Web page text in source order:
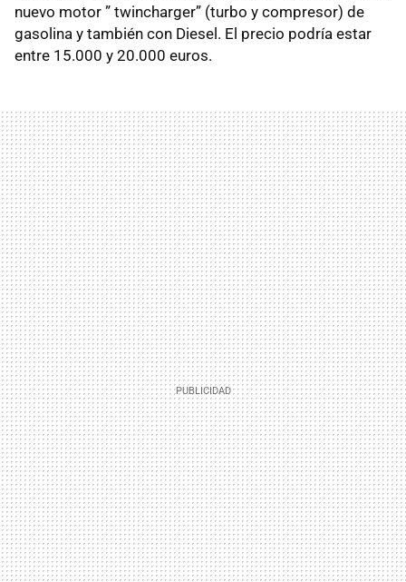
nuevo motor ” twincharger” (turbo y compresor) de
gasolina y también con Diesel. El precio podría estar
entre 15.000 y 20.000 euros.